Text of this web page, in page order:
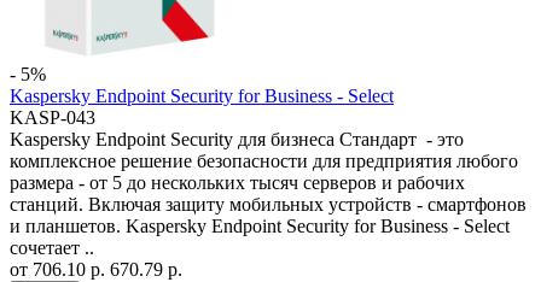
- 5%
Kaspersky Endpoint Security for Business - Select
KASP-043
Kaspersky Endpoint Security для бизнеса Стандарт - это
комплексное решение безопасности для предприятия любого
размера - от 5 до нескольких тысяч серверов и рабочих
станций. Включая защиту мобильных устройств - смартфонов
и планшетов. Kaspersky Endpoint Security for Business - Select
сочетает ..
от 706.10 р. 670.79 р.